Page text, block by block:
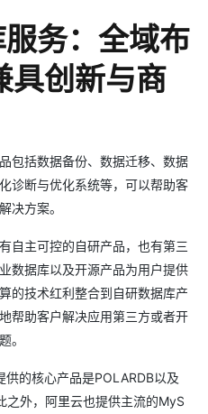
务：全域布
具创新与商
包括数据备份、数据迁移、数据
诊断与优化系统等，可以帮助客
决方案。
自主可控的自研产品，也有第三
数据库以及开源产品为用户提供
的技术红利整合到自研数据库产
帮助客户解决应用第三方或者开
。
的核心产品是POLARDB以及
之外，阿里云也提供主流的MyS